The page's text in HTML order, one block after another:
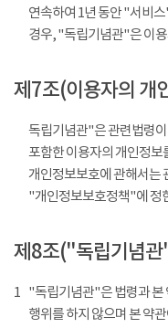
연속하여 1년 동안 "서비
경우, "독립기념관"은 이
제7조(이용자의 개
독립기념관"은 관련법령
포함한 이용자의 개인정보
개인정보보호에 관해서는
"개인정보보호정책"에 정
제8조("독립기념
1 "독립기념관"은 법령과 본
행위를 하지 않으며 본 약